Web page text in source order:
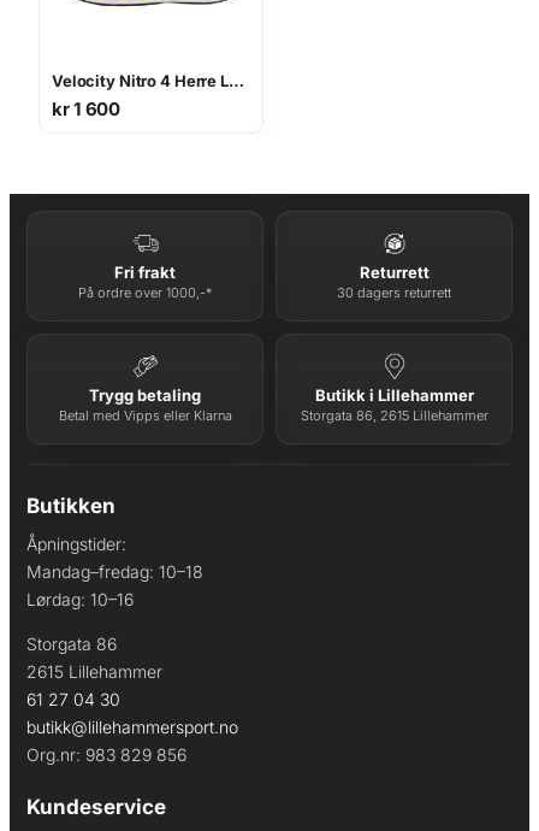
Velocity Nitro 4 Herre Løpesko
kr1 600
Fri frakt
På ordre over 1000,-*
Returrett
30 dagers returrett
Trygg betaling
Betal med Vipps eller Klarna
Butikk i Lillehammer
Storgata 86, 2615 Lillehammer
Butikken
Åpningstider:
Mandag–fredag: 10–18
Lørdag: 10–16
Storgata 86
2615 Lillehammer
61 27 04 30
butikk@lillehammersport.no
Org.nr: 983 829 856
Kundeservice